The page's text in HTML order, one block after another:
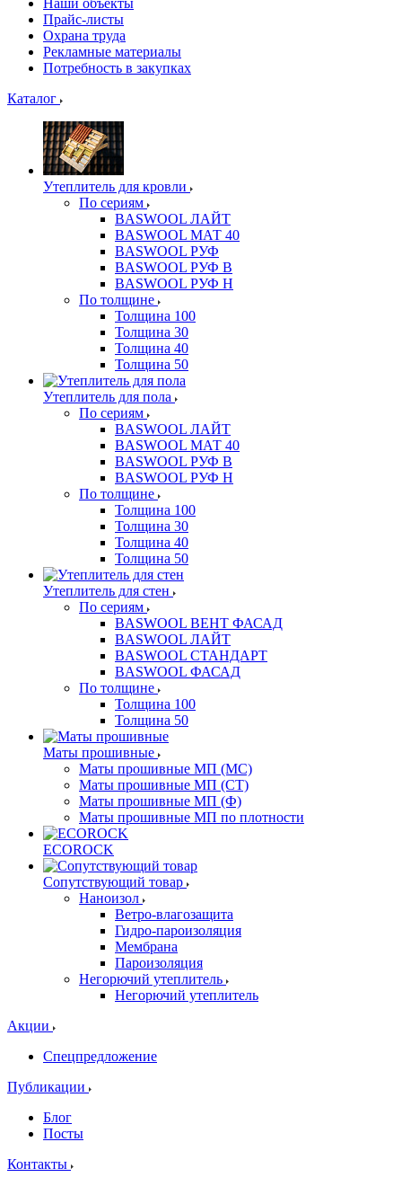
Наши объекты
Прайс-листы
Охрана труда
Рекламные материалы
Потребность в закупках
Каталог
Утеплитель для кровли
По сериям
BASWOOL ЛАЙТ
BASWOOL МАТ 40
BASWOOL РУФ
BASWOOL РУФ В
BASWOOL РУФ Н
По толщине
Толщина 100
Толщина 30
Толщина 40
Толщина 50
Утеплитель для пола
По сериям
BASWOOL ЛАЙТ
BASWOOL МАТ 40
BASWOOL РУФ В
BASWOOL РУФ Н
По толщине
Толщина 100
Толщина 30
Толщина 40
Толщина 50
Утеплитель для стен
По сериям
BASWOOL ВЕНТ ФАСАД
BASWOOL ЛАЙТ
BASWOOL СТАНДАРТ
BASWOOL ФАСАД
По толщине
Толщина 100
Толщина 50
Маты прошивные
Маты прошивные МП (МС)
Маты прошивные МП (СТ)
Маты прошивные МП (Ф)
Маты прошивные МП по плотности
ECOROCK
Сопутствующий товар
Наноизол
Ветро-влагозащита
Гидро-пароизоляция
Мембрана
Пароизоляция
Негорючий утеплитель
Негорючий утеплитель
Акции
Спецпредложение
Публикации
Блог
Посты
Контакты